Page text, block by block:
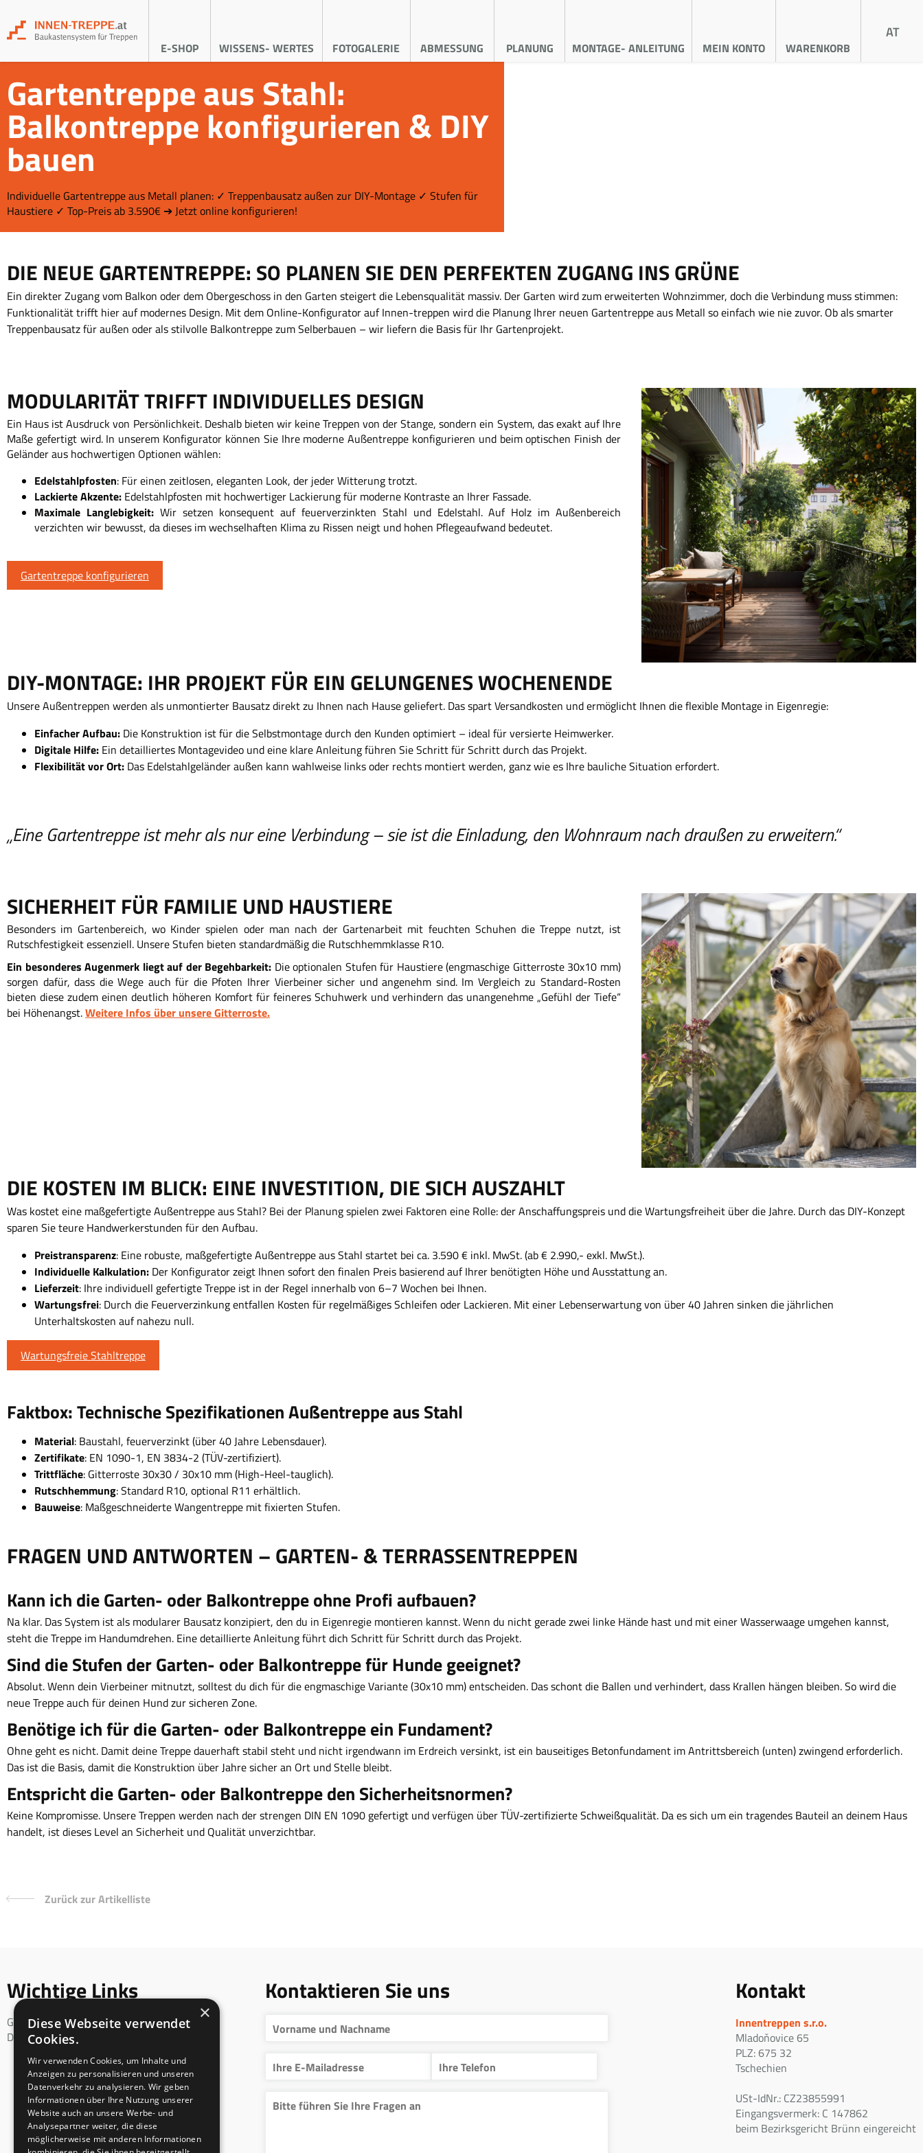
E-SHOP WISSENS- WERTES FOTOGALERIE ABMESSUNG PLANUNG MONTAGE- ANLEITUNG MEIN KONTO WARENKORB
AT
Gartentreppe aus Stahl:
Balkontreppe konfigurieren & DIY
bauen
Individuelle Gartentreppe aus Metall planen: ✓ Treppenbausatz außen zur DIY-Montage ✓ Stufen für
Haustiere ✓ Top-Preis ab 3.590€ ➔ Jetzt online konfigurieren!
DIE NEUE GARTENTREPPE: SO PLANEN SIE DEN PERFEKTEN ZUGANG INS GRÜNE
Ein direkter Zugang vom Balkon oder dem Obergeschoss in den Garten steigert die Lebensqualität massiv. Der Garten wird zum erweiterten Wohnzimmer, doch die Verbindung muss stimmen:
Funktionalität trifft hier auf modernes Design. Mit dem Online-Konfigurator auf Innen-treppen wird die Planung Ihrer neuen Gartentreppe aus Metall so einfach wie nie zuvor. Ob als smarter
Treppenbausatz für außen oder als stilvolle Balkontreppe zum Selberbauen – wir liefern die Basis für Ihr Gartenprojekt.
MODULARITÄT TRIFFT INDIVIDUELLES DESIGN
Ein Haus ist Ausdruck von Persönlichkeit. Deshalb bieten wir keine Treppen von der Stange, sondern ein System, das exakt auf Ihre
Maße gefertigt wird. In unserem Konfigurator können Sie Ihre moderne Außentreppe konfigurieren und beim optischen Finish der
Geländer aus hochwertigen Optionen wählen:
Edelstahlpfosten: Für einen zeitlosen, eleganten Look, der jeder Witterung trotzt.
Lackierte Akzente: Edelstahlpfosten mit hochwertiger Lackierung für moderne Kontraste an Ihrer Fassade.
Maximale Langlebigkeit:Wir setzen konsequent auf feuerverzinkten Stahl und Edelstahl. Auf Holz im Außenbereich
verzichten wir bewusst, da dieses im wechselhaften Klima zu Rissen neigt und hohen Pflegeaufwand bedeutet.
Gartentreppe konfigurieren
DIY-MONTAGE: IHR PROJEKT FÜR EIN GELUNGENES WOCHENENDE
Unsere Außentreppen werden als unmontierter Bausatz direkt zu Ihnen nach Hause geliefert. Das spart Versandkosten und ermöglicht Ihnen die flexible Montage in Eigenregie:
Einfacher Aufbau: Die Konstruktion ist für die Selbstmontage durch den Kunden optimiert – ideal für versierte Heimwerker.
Digitale Hilfe: Ein detailliertes Montagevideo und eine klare Anleitung führen Sie Schritt für Schritt durch das Projekt.
Flexibilität vor Ort: Das Edelstahlgeländer außen kann wahlweise links oder rechts montiert werden, ganz wie es Ihre bauliche Situation erfordert.
„Eine Gartentreppe ist mehr als nur eine Verbindung – sie ist die Einladung, den Wohnraum nach draußen zu erweitern.“
SICHERHEIT FÜR FAMILIE UND HAUSTIERE
Besonders im Gartenbereich, wo Kinder spielen oder man nach der Gartenarbeit mit feuchten Schuhen die Treppe nutzt, ist
Rutschfestigkeit essenziell. Unsere Stufen bieten standardmäßig die Rutschhemmklasse R10.
Ein besonderes Augenmerk liegt auf der Begehbarkeit: Die optionalen Stufen für Haustiere (engmaschige Gitterroste 30x10 mm)
sorgen dafür, dass die Wege auch für die Pfoten Ihrer Vierbeiner sicher und angenehm sind. Im Vergleich zu Standard-Rosten
bieten diese zudem einen deutlich höheren Komfort für feineres Schuhwerk und verhindern das unangenehme „Gefühl der Tiefe“
bei Höhenangst.Weitere Infos über unsere Gitterroste.
DIE KOSTEN IM BLICK: EINE INVESTITION, DIE SICH AUSZAHLT
Was kostet eine maßgefertigte Außentreppe aus Stahl? Bei der Planung spielen zwei Faktoren eine Rolle: der Anschaffungspreis und die Wartungsfreiheit über die Jahre. Durch das DIY-Konzept
sparen Sie teure Handwerkerstunden für den Aufbau.
Preistransparenz: Eine robuste, maßgefertigte Außentreppe aus Stahl startet bei ca. 3.590 € inkl. MwSt. (ab € 2.990,- exkl. MwSt.).
Individuelle Kalkulation: Der Konfigurator zeigt Ihnen sofort den finalen Preis basierend auf Ihrer benötigten Höhe und Ausstattung an.
Lieferzeit: Ihre individuell gefertigte Treppe ist in der Regel innerhalb von 6–7 Wochen bei Ihnen.
Wartungsfrei: Durch die Feuerverzinkung entfallen Kosten für regelmäßiges Schleifen oder Lackieren. Mit einer Lebenserwartung von über 40 Jahren sinken die jährlichen
Unterhaltskosten auf nahezu null.
Wartungsfreie Stahltreppe
Faktbox: Technische Spezifikationen Außentreppe aus Stahl
Material: Baustahl, feuerverzinkt (über 40 Jahre Lebensdauer).
Zertifikate: EN 1090-1, EN 3834-2 (TÜV-zertifiziert).
Trittfläche: Gitterroste 30x30 / 30x10 mm (High-Heel-tauglich).
Rutschhemmung: Standard R10, optional R11 erhältlich.
Bauweise: Maßgeschneiderte Wangentreppe mit fixierten Stufen.
FRAGEN UND ANTWORTEN – GARTEN- & TERRASSENTREPPEN
Kann ich die Garten- oder Balkontreppe ohne Profi aufbauen?
Na klar. Das System ist als modularer Bausatz konzipiert, den du in Eigenregie montieren kannst. Wenn du nicht gerade zwei linke Hände hast und mit einer Wasserwaage umgehen kannst,
steht die Treppe im Handumdrehen. Eine detaillierte Anleitung führt dich Schritt für Schritt durch das Projekt.
Sind die Stufen der Garten- oder Balkontreppe für Hunde geeignet?
Absolut. Wenn dein Vierbeiner mitnutzt, solltest du dich für die engmaschige Variante (30x10 mm) entscheiden. Das schont die Ballen und verhindert, dass Krallen hängen bleiben. So wird die
neue Treppe auch für deinen Hund zur sicheren Zone.
Benötige ich für die Garten- oder Balkontreppe ein Fundament?
Ohne geht es nicht. Damit deine Treppe dauerhaft stabil steht und nicht irgendwann im Erdreich versinkt, ist ein bauseitiges Betonfundament im Antrittsbereich (unten) zwingend erforderlich.
Das ist die Basis, damit die Konstruktion über Jahre sicher an Ort und Stelle bleibt.
Entspricht die Garten- oder Balkontreppe den Sicherheitsnormen?
Keine Kompromisse. Unsere Treppen werden nach der strengen DIN EN 1090 gefertigt und verfügen über TÜV-zertifizierte Schweißqualität. Da es sich um ein tragendes Bauteil an deinem Haus
handelt, ist dieses Level an Sicherheit und Qualität unverzichtbar.
Zurück zur Artikelliste
Wichtige Links
Geschäftsbedingungen
DSGVO
Kontaktieren Sie uns Kontakt
Innentreppen s.r.o.
Mladoňovice 65
PLZ: 675 32
Tschechien
USt-IdNr.: CZ23855991
Eingangsvermerk: C 147862
beim Bezirksgericht Brünn eingereicht
×
Diese Webseite verwendet
Cookies.
Wir verwenden Cookies, um Inhalte und
Anzeigen zu personalisieren und unseren
Datenverkehr zu analysieren. Wir geben
Informationen über Ihre Nutzung unserer
Website auch an unsere Werbe- und
Analysepartner weiter, die diese
möglicherweise mit anderen Informationen